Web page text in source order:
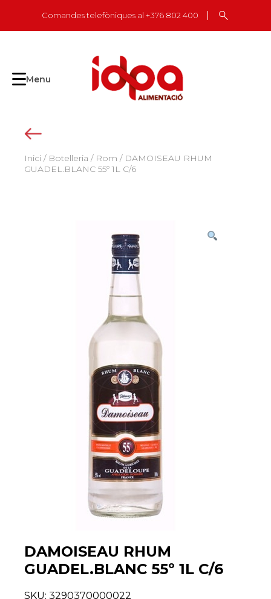
content
Comandes telefòniques al +376 802 400
Menu
Inici / Botelleria / Rom / DAMOISEAU RHUM
GUADEL.BLANC 55º 1L C/6
DAMOISEAU RHUM
GUADEL.BLANC 55º 1L C/6
SKU: 3290370000022